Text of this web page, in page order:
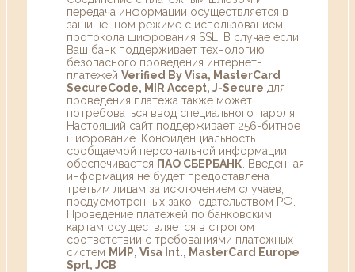
передача информации осуществляется в
защищенном режиме с использованием
протокола шифрования SSL. В случае если
Ваш банк поддерживает технологию
безопасного проведения интернет-
платежей Verified By Visa, MasterCard
SecureCode, MIR Accept, J-Secure для
проведения платежа также может
потребоваться ввод специального пароля.
Настоящий сайт поддерживает 256-битное
шифрование. Конфиденциальность
сообщаемой персональной информации
обеспечивается ПАО СБЕРБАНК . Введенная
информация не будет предоставлена
третьим лицам за исключением случаев,
предусмотренных законодательством РФ.
Проведение платежей по банковским
картам осуществляется в строгом
соответствии с требованиями платежных
систем МИР, Visa Int., MasterCard Europe
Sprl, JCB